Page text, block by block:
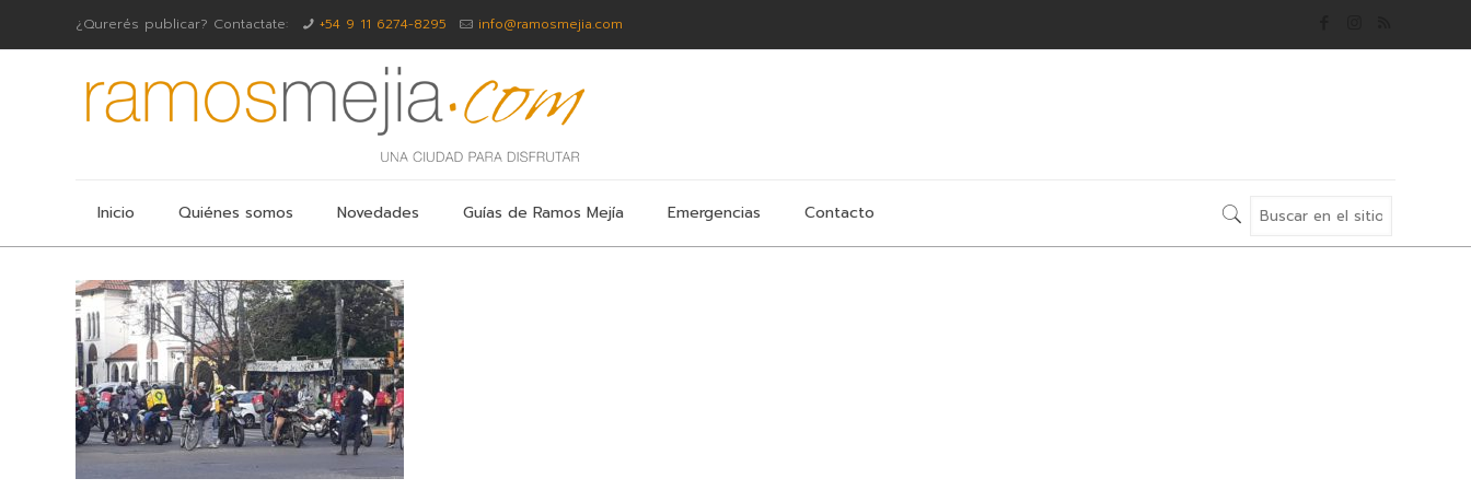
¿Qurerés publicar? Contactate: +54 9 11 6274-8295 info@ramosmejia.com
Inicio Quiénes somos Novedades Guías de Ramos Mejía Emergencias Contacto